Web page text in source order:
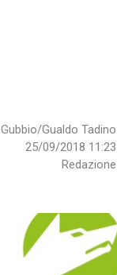
Gubbio/Gualdo Tadino
25/09/2018 11:23
Redazione